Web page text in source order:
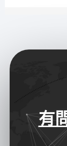
有